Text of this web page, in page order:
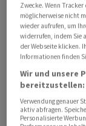
Der UBS-
nach -11,1
am Mittwoch
Indikator, der
basiert, jeden
Switzerland.
Zur
Zwecke. Wenn
möglicherweise nicht
wieder aufrufen, um
widerrufen, indem Sie
der Webseite klicken.
Informationen finden
Wir und unsere
bereitzustellen:
Verwendung genauer
aktiv abfragen.
Personalisierte